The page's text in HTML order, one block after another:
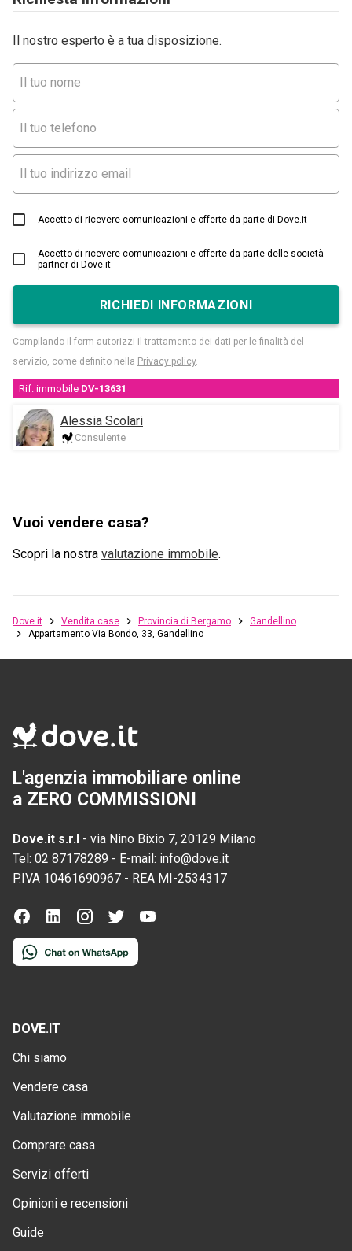
Il nostro esperto è a tua disposizione.
Accetto di ricevere comunicazioni e offerte da parte di Dove.it
Accetto di ricevere comunicazioni e offerte da parte delle società
partner di Dove.it
RICHIEDI INFORMAZIONI
Compilando il form autorizzi il trattamento dei dati per le finalità del
servizio, come definito nella Privacy policy.
Rif. immobile DV-13631
Alessia Scolari
Consulente
Vuoi vendere casa?
Scopri la nostra valutazione immobile.
Dove.it Vendita case Provincia di Bergamo
Gandellino
Appartamento Via Bondo, 33, Gandellino
L'agenzia immobiliare online
a ZERO COMMISSIONI
Dove.it s.r.l - via Nino Bixio 7, 20129 Milano
Tel: 02 87178289 - E-mail: info@dove.it
P.IVA 10461690967 - REA MI-2534317
DOVE.IT
Chi siamo
Vendere casa
Valutazione immobile
Comprare casa
Servizi offerti
Opinioni e recensioni
Guide